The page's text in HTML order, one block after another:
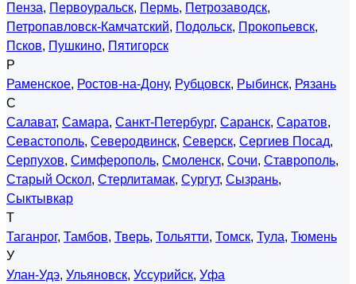
Пенза, Первоуральск, Пермь, Петрозаводск,
Петропавловск-Камчатский, Подольск, Прокопьевск,
Псков, Пушкино, Пятигорск
Р
Раменское, Ростов-на-Дону, Рубцовск, Рыбинск, Рязань
С
Салават, Самара, Санкт-Петербург, Саранск, Саратов,
Севастополь, Северодвинск, Северск, Сергиев Посад,
Серпухов, Симферополь, Смоленск, Сочи, Ставрополь,
Старый Оскол, Стерлитамак, Сургут, Сызрань,
Сыктывкар
Т
Таганрог, Тамбов, Тверь, Тольятти, Томск, Тула, Тюмень
У
Улан-Удэ, Ульяновск, Уссурийск, Уфа